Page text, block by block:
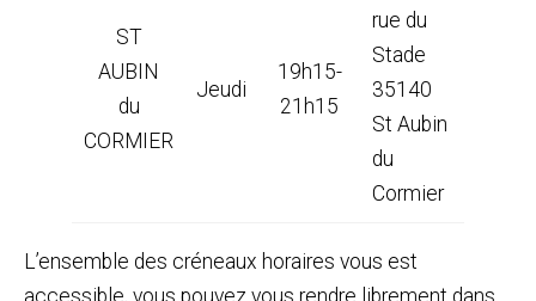
ST
AUBIN
du
CORMIER
Jeudi
19h15-
21h15
rue du
Stade
35140
St Aubin
du
Cormier
L’ensemble des créneaux horaires vous est